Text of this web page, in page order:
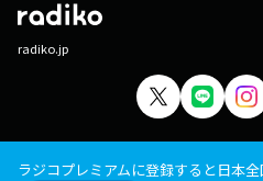
radiko.jp
ラジコプレミアムに登録すると日本